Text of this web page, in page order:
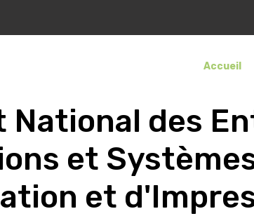
Accueil
National des
et
et